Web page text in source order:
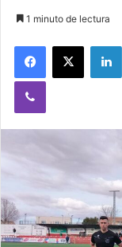
1 minuto de lectura